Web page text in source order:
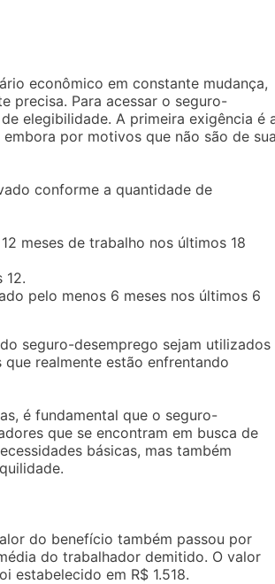
econômico em constante mudança,
precisa. Para acessar o seguro-
elegibilidade. A primeira exigência é
por motivos que não são de sua
conforme a quantidade de
meses de trabalho nos últimos 18
12.
pelo menos 6 meses nos últimos 6
seguro-desemprego sejam utilizados
realmente estão enfrentando
é fundamental que o seguro-
que se encontram em busca de
básicas, mas também
do benefício também passou por
do trabalhador demitido. O valor
estabelecido em R$ 1.518.